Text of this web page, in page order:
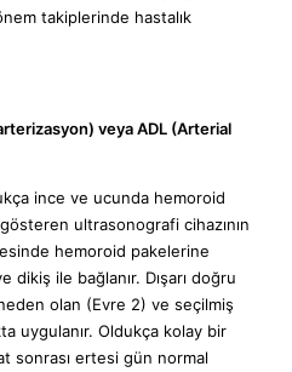
takiplerinde hastalık
veya ADL (Arterial
ince ve ucunda hemoroid
ultrasonografi cihazının
hemoroid pakelerine
ile bağlanır. Dışarı doğru
olan (Evre 2) ve seçilmiş
uygulanır. Oldukça kolay bir
sonrası ertesi gün normal